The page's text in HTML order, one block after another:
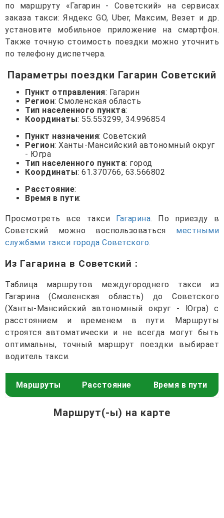
по маршруту «Гагарин - Советский» на сервисах
заказа такси: Яндекс GO, Uber, Максим, Везет и др.
установите мобильное приложение на смартфон.
Также точную стоимость поездки можно уточнить
по телефону диспетчера.
Параметры поездки Гагарин Советский
Пункт отправления: Гагарин
Регион: Смоленская область
Тип населенного пункта:
Координаты: 55.553299, 34.996854
Пункт назначения: Советский
Регион: Ханты-Мансийский автономный округ
- Югра
Тип населенного пункта: город
Координаты: 61.370766, 63.566802
Расстояние:
Время в пути:
Просмотреть все такси Гагарина. По приезду в
Советский можно воспользоваться местными
службами такси города Советского.
Из Гагарина в Советский :
Таблица маршрутов междугороднего такси из
Гагарина (Смоленская область) до Советского
(Ханты-Мансийский автономный округ - Югра) с
расстоянием и временем в пути. Маршруты
строятся автоматически и не всегда могут быть
оптимальны, точный маршрут поездки выбирает
водитель такси.
Маршруты Расстояние Время в пути
Маршрут(-ы) на карте